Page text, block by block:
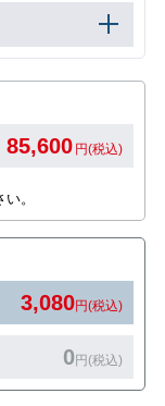
85,600 円(税込)
。
3,080円(税込)
0円(税込)